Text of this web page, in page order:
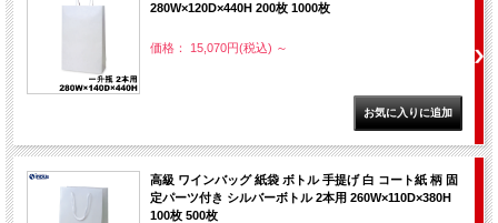
280W×120D×440H 200枚 1000枚
価格： 15,070円(税込) ～
高級 ワインバッグ 紙袋 ボトル 手提げ 白 コート紙 柄 固
定パーツ付き シルバーボトル 2本用 260W×110D×380H
100枚 500枚